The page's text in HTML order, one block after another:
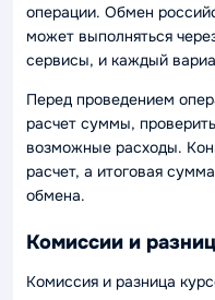
операции. Обмен
может выполняться
сервисы, и каждый
Перед проведением
расчет суммы,
возможные расходы.
расчет, а итоговая
обмена.
Комиссии и
Комиссия и разница